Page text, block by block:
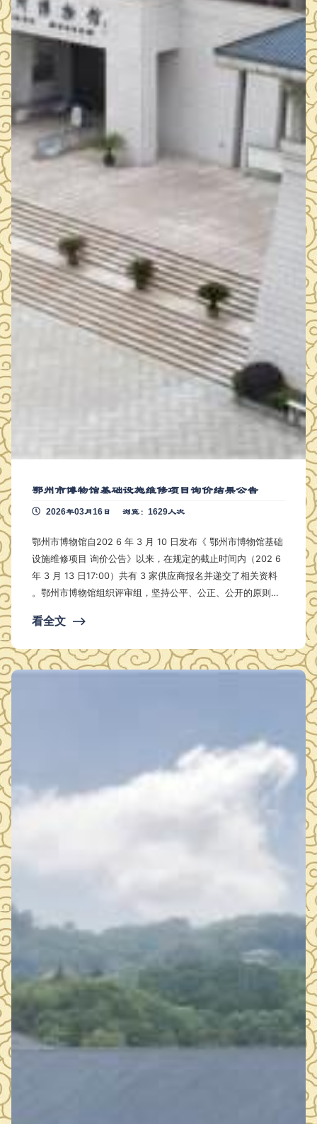
鄂州市博物馆基础设施维修项目询价结果公告
2026年03月16日 浏览：1629人次
鄂州市博物馆自202 6 年 3 月 10 日发布《 鄂州市博物馆基础
设施维修项目 询价公告》以来，在规定的截止时间内（202 6
年 3 月 13 日17:00）共有 3 家供应商报名并递交了相关资料
。鄂州市博物馆组织评审组，坚持公平、公正、公开的原则，
料 3 家）递交的密封文件进行拆封，按照询价原则（有效报价
位：湖北玖玖陆工程技术有限责任公司 中标金额：14047元 公
看全文 ⟶